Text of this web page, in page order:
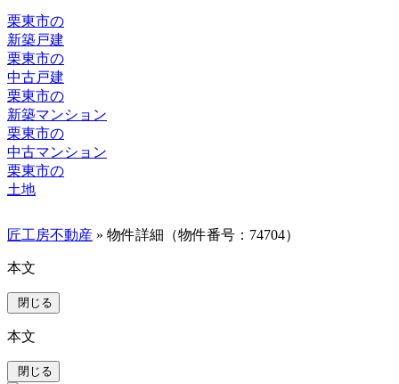
栗東市の
新築戸建
栗東市の
中古戸建
栗東市の
新築マンション
栗東市の
中古マンション
栗東市の
土地
匠工房不動産 » 物件詳細（物件番号：74704）
本文
閉じる
本文
閉じる